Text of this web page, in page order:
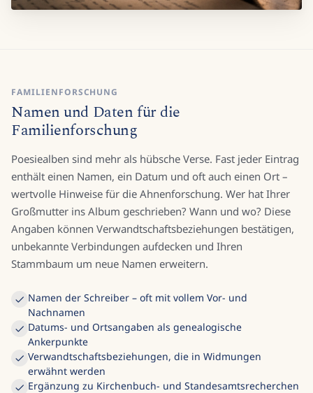
FAMILIENFORSCHUNG
Namen und Daten für die
Familienforschung
Poesiealben sind mehr als hübsche Verse. Fast jeder Eintrag
enthält einen Namen, ein Datum und oft auch einen Ort –
wertvolle Hinweise für die Ahnenforschung. Wer hat Ihrer
Großmutter ins Album geschrieben? Wann und wo? Diese
Angaben können Verwandtschaftsbeziehungen bestätigen,
unbekannte Verbindungen aufdecken und Ihren
Stammbaum um neue Namen erweitern.
Namen der Schreiber – oft mit vollem Vor- und
Nachnamen
Datums- und Ortsangaben als genealogische
Ankerpunkte
Verwandtschaftsbeziehungen, die in Widmungen
erwähnt werden
Ergänzung zu Kirchenbuch- und Standesamtsrecherchen